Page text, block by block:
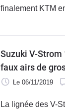
finalement KTM
une partie cycle
Suzuki V-Strom
faux airs de
Milan 2019
Le 06/11/2019
La lignée des V-